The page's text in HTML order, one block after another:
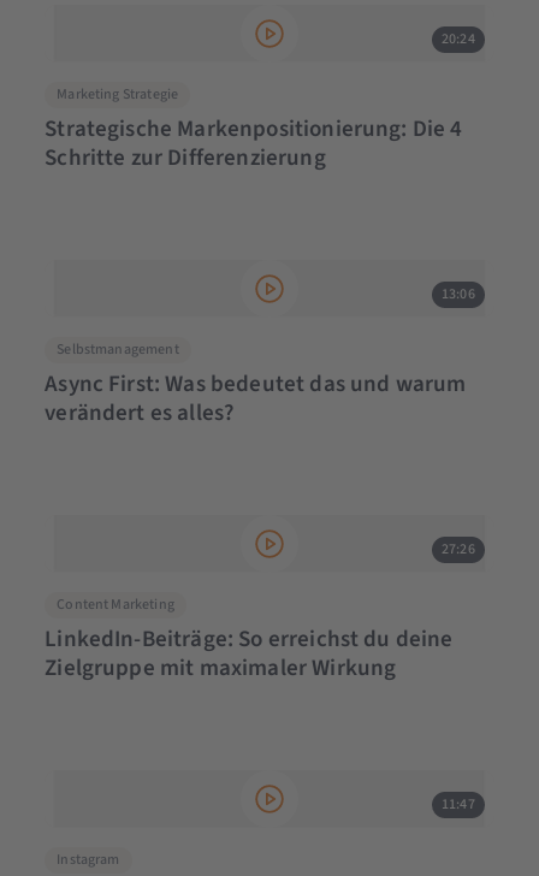
20:24
Marketing Strategie
Strategische Markenpositionierung: Die 4
Schritte zur Differenzierung
13:06
Selbstmanagement
Async First: Was bedeutet das und warum
verändert es alles?
27:26
Content Marketing
LinkedIn-Beiträge: So erreichst du deine
Zielgruppe mit maximaler Wirkung
11:47
Instagram